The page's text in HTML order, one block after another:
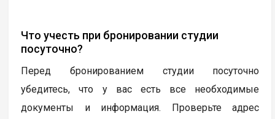
Что учесть при бронировании студии
посуточно?
Перед бронированием студии посуточно
убедитесь, что у вас есть все необходимые
документы и информация. Проверьте адрес